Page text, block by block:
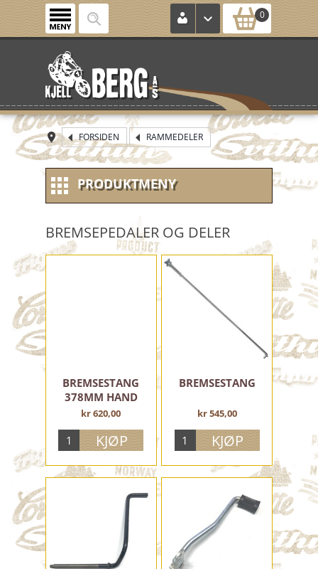
0
FORSIDEN RAMMEDELER
PRODUKTMENY
NOS (new old stock)
HJUL / FELG / DEKK MM.
VERKTØY, UTSTYR, OLJE OG FETT
RAMMEDELER
FOTHVILERE OG PEDALER
SKVETTLAPPER
BAGASJEBÆRERE
SETER OG DELER
FORGAFLER OG DELER
STYRELAGER
STØTTER
BREMSEPEDALER OG DELER
BREMSESTANG
378MM HAND
kr 620,00
BREMSESTANG
kr 545,00